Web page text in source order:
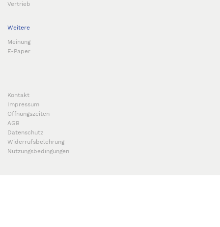
Vertrieb
Weitere
Meinung
E-Paper
Kontakt
Impressum
Öffnungszeiten
AGB
Datenschutz
Widerrufsbelehrung
Nutzungsbedingungen